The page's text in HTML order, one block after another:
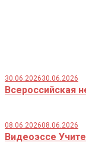
30.06.202630.06.2026
Всероссийская
08.06.202608.06.2026
Видеоэссе